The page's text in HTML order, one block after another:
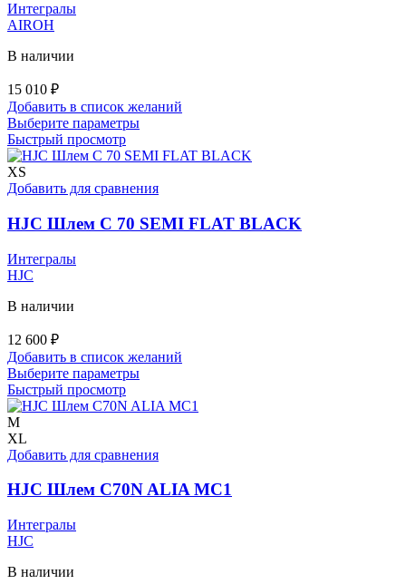
Интегралы
AIROH
В наличии
15 010 ₽
Добавить в список желаний
Выберите параметрыЭтот
имеет
вариаций.
можно
выбрать
Быстрый просмотр
XS
Добавить для сравнения
HJC Шлем C 70 SEMI FLAT BLACK
Интегралы
HJC
В наличии
12 600 ₽
Добавить в список желаний
Выберите параметрыЭтот
имеет
Опции
выбрать
Быстрый просмотр
M
XL
Добавить для сравнения
HJC Шлем C70N ALIA MC1
Интегралы
HJC
В наличии